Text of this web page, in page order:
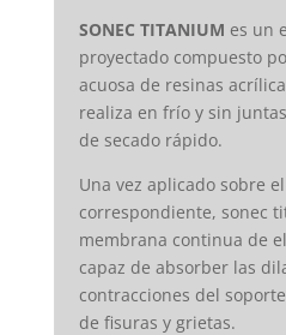
SONEC TITANIUM es un
proyectado compuesto
acuosa de resinas
realiza en frío y sin
de secado rápido.
Una vez aplicado sobre
correspondiente, sonec
membrana continua de
capaz de absorber las
contracciones del
de fisuras y grietas.